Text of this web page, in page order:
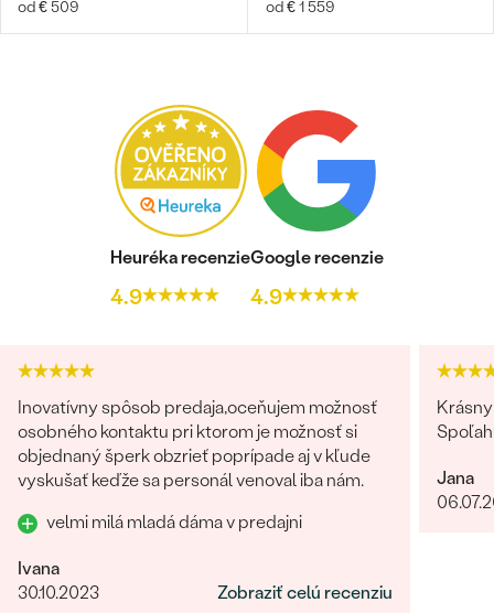
od € 509 od € 1 559
Heuréka recenzie
4.9
Google recenzie
4.9
Inovatívny spôsob predaja,oceňujem možnosť
osobného kontaktu pri ktorom je možnosť si
objednaný šperk obzrieť poprípade aj v kľude
vyskušať keďže sa personál venoval iba nám.
velmi milá mladá dáma v predajni
Ivana
30.10.2023
Zobraziť celú recenziu
Jana